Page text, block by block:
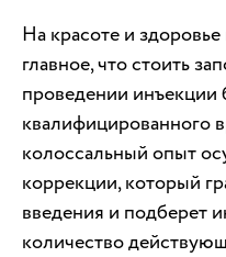
На красоте и
главное, что стоить
проведении инъекции
квалифицированного
колоссальный опыт
коррекции, который
введения и подберет
количество